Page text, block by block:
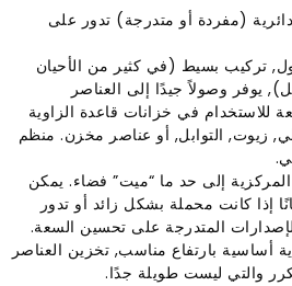
(مفردة أو متدرجة) تدور على
تركيب بسيط (في كثير من الأحيان
يوفر وصولاً جيدًا إلى العناصر
للاستخدام في خزانات قاعدة الزاوية
زيوت, التوابل, أو عناصر مخزن. منظم
إلى حد ما “ميت” فضاء. يمكن
إذا كانت محملة بشكل زائد أو تدور
المتدرجة على تحسين السعة.
أساسية بارتفاع مناسب, تخزين العناصر
والتي ليست طويلة جدًا.